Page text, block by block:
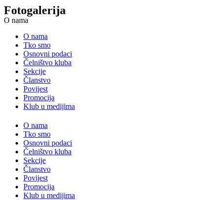
Fotogalerija
O nama
O nama
Tko smo
Osnovni podaci
Čelništvo kluba
Sekcije
Članstvo
Povijest
Promocija
Klub u medijima
O nama
Tko smo
Osnovni podaci
Čelništvo kluba
Sekcije
Članstvo
Povijest
Promocija
Klub u medijima